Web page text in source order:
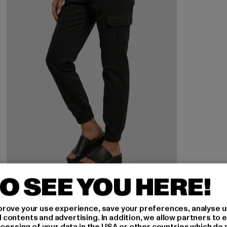
URBAN CLASSICS
Ladies High Waist
36,89 EUR
Derzeitiger Preis: 36,89 EUR
44,99 EURAktionspreis: 44,99 EUR
SEE YOU HERE!
your use experience, save your preferences, analyse
and advertising. In addition, we allow partners to